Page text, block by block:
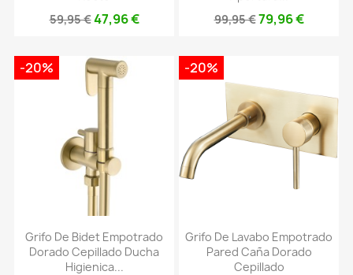
59,95 €47,96 €
99,95 €79,96 €
Grifo De Bidet Empotrado
Dorado Cepillado Ducha
Higienica...
-20%
Grifo De Lavabo Empotrado
Pared Caña Dorado
Cepillado
-20%